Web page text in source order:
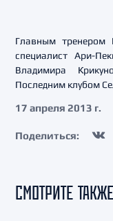
Главным тренером
специалист Ари-
Владимира
Последним клубом
17 апреля 2013 г.
Поделиться:
СМОТРИТЕ ТАКЖЕ